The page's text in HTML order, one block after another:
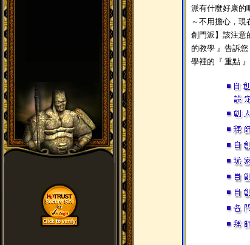
派有什麼好康的
～不用擔心，現
創門派】該注意
的教學 』告訴
學裡的『 重點